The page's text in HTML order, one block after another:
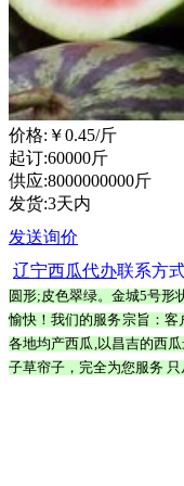
价格: ￥0.45/斤
起订:60000斤
供应:8000000000斤
发货:3天内
发送询价
辽宁西瓜代办联系方
圆形;皮色翠绿。金城5号形
愉快！我们的服务宗旨：
各地均产西瓜,以昌吉的西
子草帘子，完全为您服务